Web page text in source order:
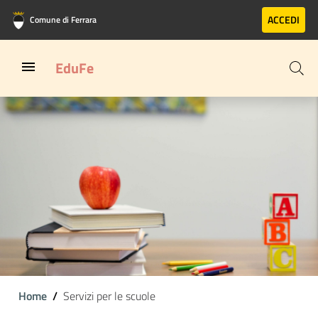
Vai al contenuto principale
Vai al footer
Comune di Ferrara ACCEDI
EduFe
Home Servizi per le scuole